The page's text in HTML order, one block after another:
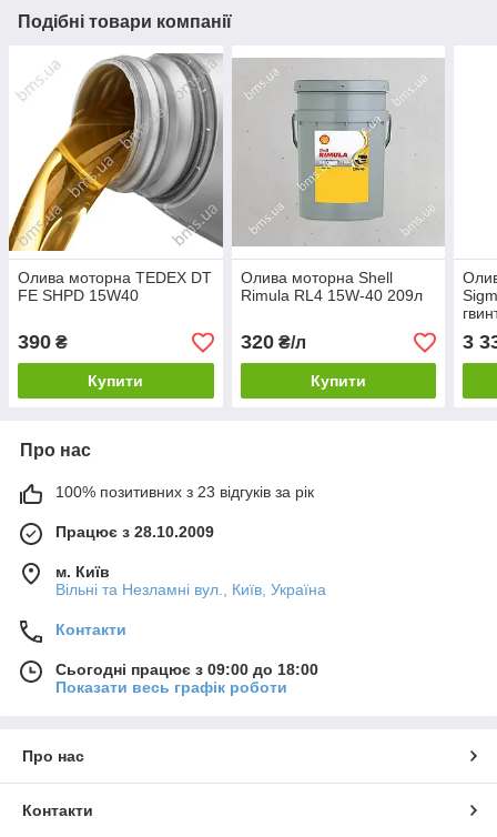
Подібні товари компанії
Олива моторна TEDEX DT
FE SHPD 15W40
390 ₴
Купити
Олива моторна Shell
Rimula RL4 15W-40 209л
320₴/л
Купити
л/
3
Про нас
100% позитивних з 23 відгуків за рік
Працює з 28.10.2009
м. Київ
Вільні та Незламні вул., Київ, Україна
Контакти
Сьогодні працює з 09:00 до 18:00
Показати весь графік роботи
Про нас
Контакти